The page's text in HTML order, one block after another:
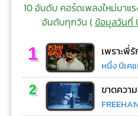
10 อันดับ คอร์ดเพลงใหม่มา
อันดับทุกวัน (ข้อมูลวันที่
1 เพราะพี่
หนึ่ง บีเค
2 ขาดควา